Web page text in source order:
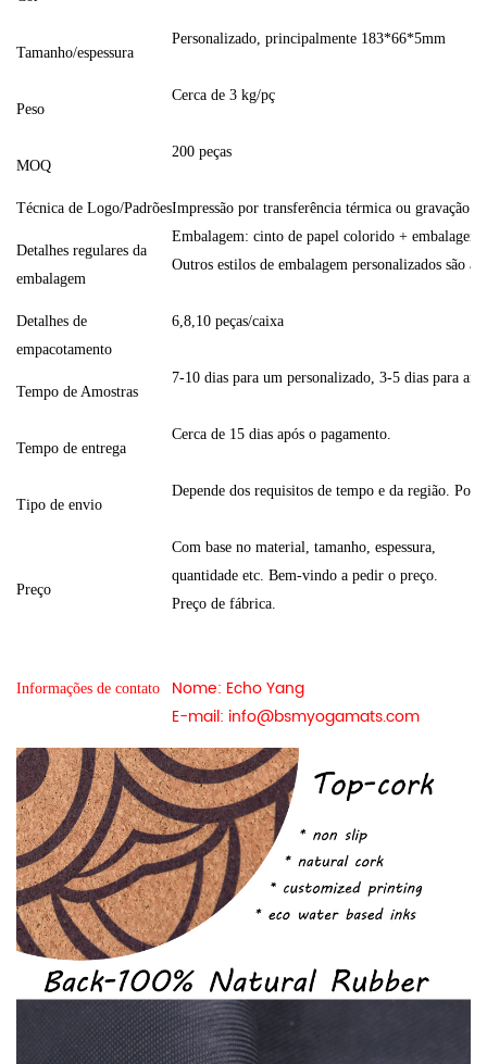
Tamanho/espessura
Personalizado, principalmente 183*66*5mm
Peso
Cerca de 3 kg/pç
MOQ
200 peças
Técnica de Logo/PadrõesImpressão por transferência térmica ou gravação a
Detalhes regulares da
embalagem
Embalagem: cinto de papel colorido +
Outros estilos de embalagem personalizados são
Detalhes de
empacotamento
6,8,10 peças/caixa
Tempo de Amostras
7-10 dias para um personalizado, 3-5 dias para
Tempo de entrega
Cerca de 15 dias após o pagamento.
Tipo de envio
Depende dos requisitos de tempo e da região.
Preço
Com base no material, tamanho, espessura,
quantidade etc. Bem-vindo a pedir o preço.
Preço de fábrica.
Informações de contato
Nome: Echo Yang
E-mail: info@bsmyogamats.com